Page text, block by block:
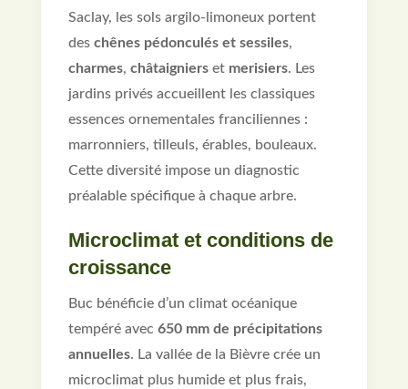
Saclay, les sols argilo-limoneux portent
des chênes pédonculés et sessiles,
charmes, châtaignierset merisiers. Les
jardins privés accueillent les classiques
essences ornementales franciliennes :
marronniers, tilleuls, érables, bouleaux.
Cette diversité impose un diagnostic
préalable spécifique à chaque arbre.
Microclimat et conditions de
croissance
Buc bénéficie d’un climat océanique
tempéré avec 650 mm de précipitations
annuelles. La vallée de la Bièvre crée un
microclimat plus humide et plus frais,